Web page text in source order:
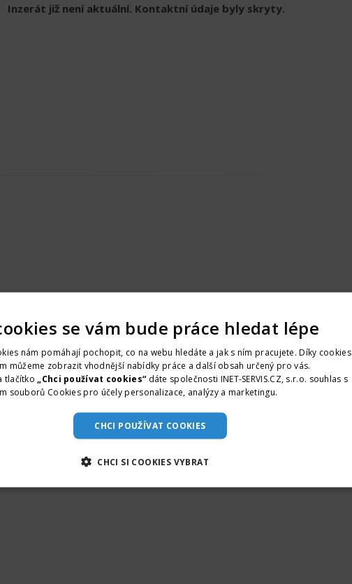
Inzerát již není aktuální. Kontaktní údaje byly skryty.
se vám bude práce hledat lépe
nám pomáhají pochopit, co na webu hledáte a jak s ním pracujete. Díky cookies
můžeme zobrazit vhodnější nabídky práce a další obsah určený pro vás.
tlačítko„Chci používat cookies“ dáte společnosti INET-SERVIS.CZ, s.r.o. souhlas s
souborů Cookies pro účely personalizace, analýzy a marketingu.
CHCI POUŽÍVAT COOKIES
CHCI SI COOKIES VYBRAT